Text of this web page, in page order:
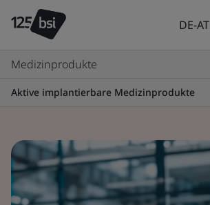
DE-AT
Medizinprodukte
Aktive implantierbare Medizinprodukte